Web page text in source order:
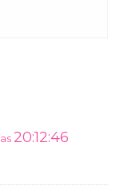
20:12:45